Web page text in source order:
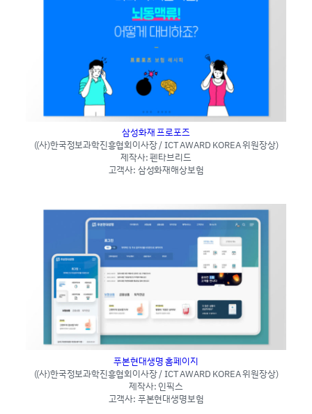
삼성화재 프로포즈
((사)한국정보과학진흥협회이사장 / ICT AWARD KOREA 위원장상)
제작사: 펜타브리드
고객사: 삼성화재해상보험
푸본현대생명 홈페이지
((사)한국정보과학진흥협회이사장 / ICT AWARD KOREA 위원장상)
제작사: 인픽스
고객사: 푸본현대생명보험